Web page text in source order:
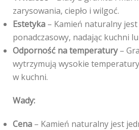
zarysowania, ciepło i wilgoć.
Estetyka – Kamień naturalny
ponadczasowy, nadając kuchni
Odporność na temperatury–
wytrzymują wysokie
w kuchni.
Wady:
Cena – Kamień naturalny jest